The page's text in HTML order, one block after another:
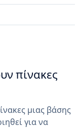
πίνακες
μιας βάσης
για να